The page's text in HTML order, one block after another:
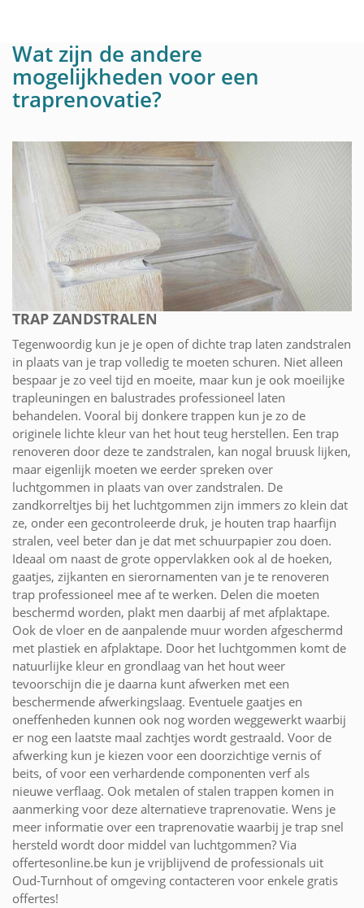
Wat zijn de andere
mogelijkheden voor een
traprenovatie?
TRAP ZANDSTRALEN
Tegenwoordig kun je je open of dichte trap laten zandstralen
in plaats van je trap volledig te moeten schuren. Niet alleen
bespaar je zo veel tijd en moeite, maar kun je ook moeilijke
trapleuningen en balustrades professioneel laten
behandelen. Vooral bij donkere trappen kun je zo de
originele lichte kleur van het hout teug herstellen. Een trap
renoveren door deze te zandstralen, kan nogal bruusk lijken,
maar eigenlijk moeten we eerder spreken over
luchtgommen in plaats van over zandstralen. De
zandkorreltjes bij het luchtgommen zijn immers zo klein dat
ze, onder een gecontroleerde druk, je houten trap haarfijn
stralen, veel beter dan je dat met schuurpapier zou doen.
Ideaal om naast de grote oppervlakken ook al de hoeken,
gaatjes, zijkanten en sierornamenten van je te renoveren
trap professioneel mee af te werken. Delen die moeten
beschermd worden, plakt men daarbij af met afplaktape.
Ook de vloer en de aanpalende muur worden afgeschermd
met plastiek en afplaktape. Door het luchtgommen komt de
natuurlijke kleur en grondlaag van het hout weer
tevoorschijn die je daarna kunt afwerken met een
beschermende afwerkingslaag. Eventuele gaatjes en
oneffenheden kunnen ook nog worden weggewerkt waarbij
er nog een laatste maal zachtjes wordt gestraald. Voor de
afwerking kun je kiezen voor een doorzichtige vernis of
beits, of voor een verhardende componenten verf als
nieuwe verflaag. Ook metalen of stalen trappen komen in
aanmerking voor deze alternatieve traprenovatie. Wens je
meer informatie over een traprenovatie waarbij je trap snel
hersteld wordt door middel van luchtgommen? Via
offertesonline.be kun je vrijblijvend de professionals uit
Oud-Turnhout of omgeving contacteren voor enkele gratis
offertes!